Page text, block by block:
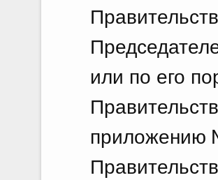
или по его
приложению